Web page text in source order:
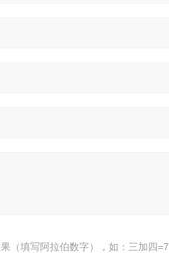
（填写阿拉伯数字），如：三加四=7